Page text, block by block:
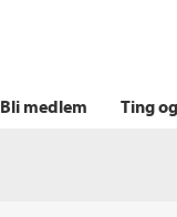
Bli medlem Ting